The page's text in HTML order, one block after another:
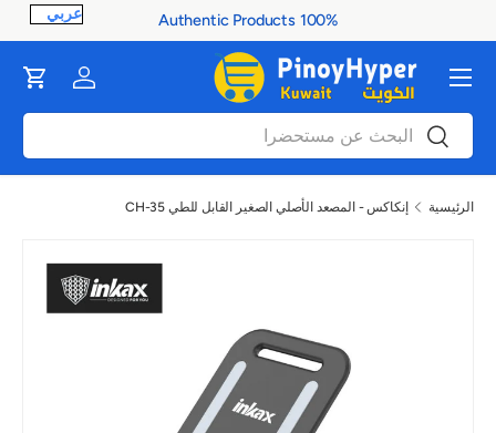
100% Authentic Products
بحث بحث
Log in
Cart القائمة
الرئيسية إنكاكس - المصعد الأصلي الصغير القابل للطي CH-35